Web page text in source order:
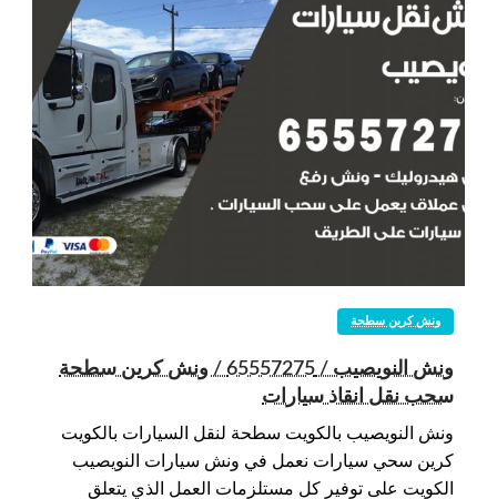
ونش كرين سطحة
ونش النويصيب / 65557275 / ونش كرين سطحة
سحب نقل انقاذ سيارات
ونش النويصيب بالكويت سطحة لنقل السيارات بالكويت
كرين سحي سيارات نعمل في ونش سيارات النويصيب
الكويت على توفير كل مستلزمات العمل الذي يتعلق